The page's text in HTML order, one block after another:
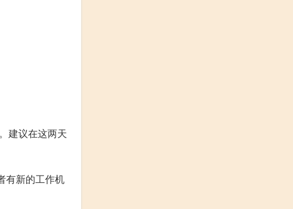
建议在这两天
有新的工作机